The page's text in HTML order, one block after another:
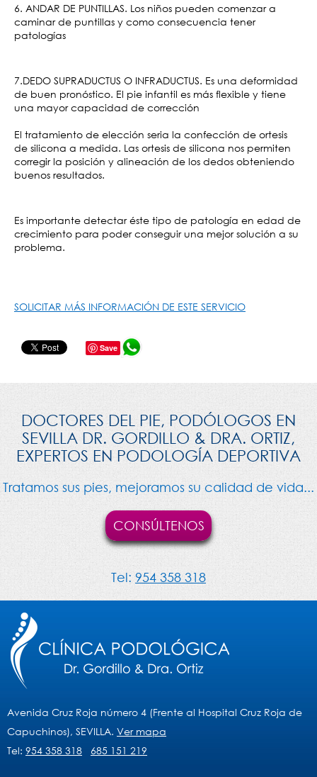
6. ANDAR DE PUNTILLAS. Los niños pueden comenzar a
caminar de puntillas y como consecuencia tener
patologías
7.DEDO SUPRADUCTUS O INFRADUCTUS. Es una deformidad
de buen pronóstico. El pie infantil es más flexible y tiene
una mayor capacidad de corrección
El tratamiento de elección seria la confección de ortesis
de silicona a medida. Las ortesis de silicona nos permiten
corregir la posición y alineación de los dedos obteniendo
buenos resultados.
Es importante detectar éste tipo de patología en edad de
crecimiento para poder conseguir una mejor solución a su
problema.
SOLICITAR MÁS INFORMACIÓN DE ESTE SERVICIO
Save
DOCTORES DEL PIE, PODÓLOGOS EN
SEVILLA DR. GORDILLO & DRA. ORTIZ,
EXPERTOS EN PODOLOGÍA DEPORTIVA
Tratamos sus pies, mejoramos su calidad de vida...
CONSÚLTENOS
Tel:954 358 318
Avenida Cruz Roja número 4 (Frente al Hospital Cruz Roja de
Capuchinos), SEVILLA. Ver mapa
Tel: 954 358 318 685 151 219